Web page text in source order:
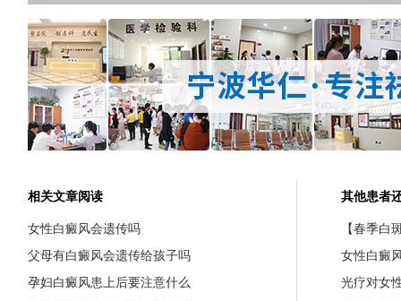
相关文章阅读
女性白癜风会遗传吗
父母有白癜风会遗传给孩子吗
孕妇白癜风患上后要注意什么
其他患者
【春季白
女性白癜
光疗对女